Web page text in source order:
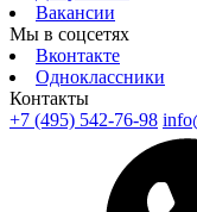
Вакансии
Мы в соцсетях
Вконтакте
Одноклассники
Контакты
+7 (495) 542-76-98